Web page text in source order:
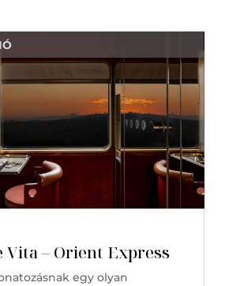
Vita – Orient Express
egy olyan